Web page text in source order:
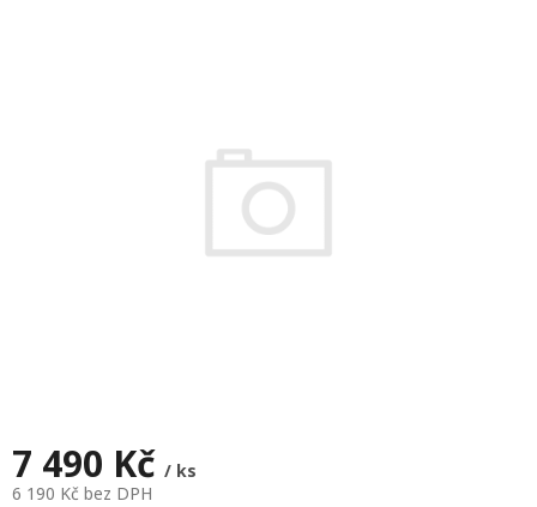
7 490 Kč / ks
6 190 Kč bez DPH